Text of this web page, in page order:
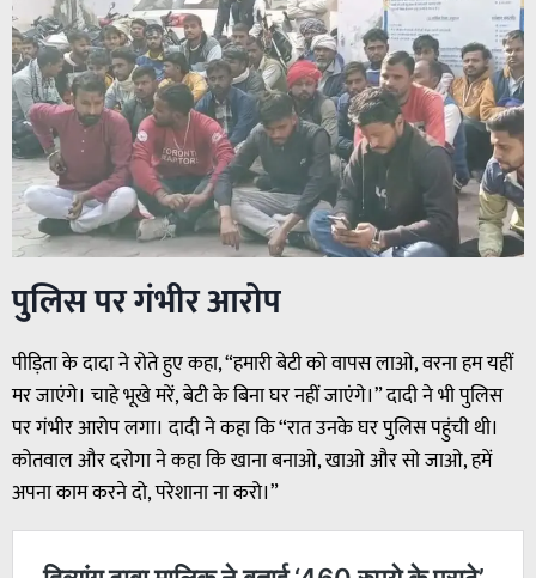
पुलिस पर गंभीर आरोप
पीड़िता के दादा ने रोते हुए कहा, “हमारी बेटी को वापस लाओ, वरना हम यहीं
मर जाएंगे। चाहे भूखे मरें, बेटी के बिना घर नहीं जाएंगे।” दादी ने भी पुलिस
पर गंभीर आरोप लगा। दादी ने कहा कि “रात उनके घर पुलिस पहुंची थी।
कोतवाल और दरोगा ने कहा कि खाना बनाओ, खाओ और सो जाओ, हमें
अपना काम करने दो, परेशाना ना करो।”